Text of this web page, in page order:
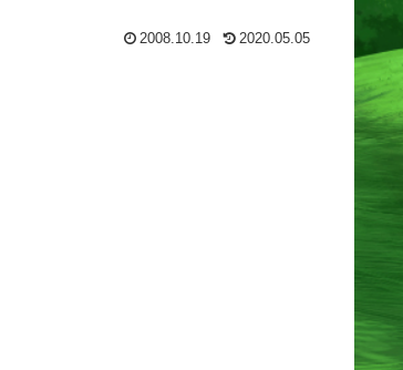
2008.10.19 2020.05.05